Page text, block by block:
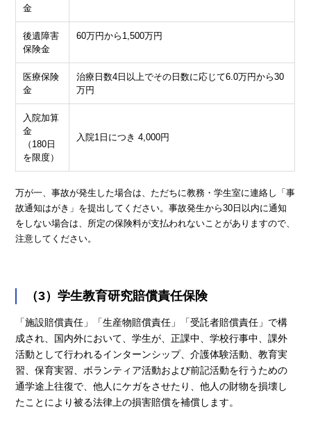
金
後遺障害
保険金
60万円から1,500万円
医療保険
金
治療日数4日以上でその日数に応じて6.0万円から30
万円
入院加算
金
（180日
を限度）
入院1日につき 4,000円
万が一、事故が発生した場合は、ただちに教務・学生室に連絡し「事
故通知はがき」を提出してください。事故発生から30日以内に通知
をしない場合は、所定の保険料が支払われないことがありますので、
注意してください。
（3）学生教育研究賠償責任保険
「施設賠償責任」「生産物賠償責任」「受託者賠償責任」で構
成され、国内外において、学生が、正課中、学校行事中、課外
活動として行われるインターンシップ、介護体験活動、教育実
習、保育実習、ボランティア活動および前記活動を行うための
通学途上往復で、他人にケガをさせたり、他人の財物を損壊し
たことにより被る法律上の損害賠償を補償します。